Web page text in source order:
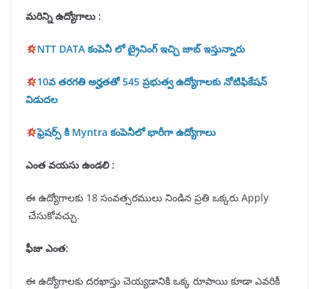
మరిన్ని ఉద్యోగాలు :
NTT DATA కంపెనీ లో ట్రైనింగ్ ఇచ్చి జాబ్ ఇస్తున్నారు
10వ తరగతి అర్హతతో 545 ప్రభుత్వ ఉద్యోగాలకు నోటిఫికేషన్
విడుదల
ఫ్రెషర్స్ కి Myntra కంపెనీలో భారీగా ఉద్యోగాలు
ఎంత వయసు ఉండలి :
ఈ ఉద్యోగాలకు 18 సంవత్సరములు నిండిన ప్రతి ఒక్కరు Apply
చేసుకోవచ్చు.
ఫీజు ఎంత:
ఈ ఉద్యోగాలకు దరఖాస్తు చెయ్యడానికి ఒక్క రూపాయి కూడా ఎవరికీ